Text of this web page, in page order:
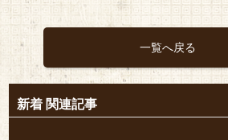
一覧へ戻る
新着 関連記事